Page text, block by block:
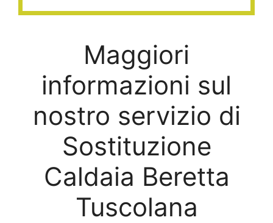
Maggiori
informazioni sul
nostro servizio di
Sostituzione
Caldaia Beretta
Tuscolana